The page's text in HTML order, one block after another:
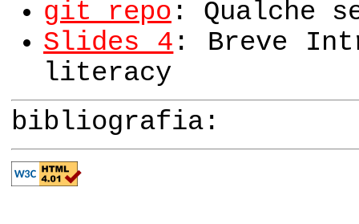
git repo : Qualche
Slides 4 : Breve
literacy
bibliografia: